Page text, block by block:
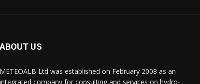
ABOUT US
METEOALB Ltd was established on February 2008 as an
integrated company for consulting and services on hydro-